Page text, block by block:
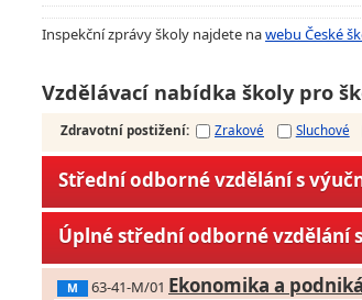
Inspekční zprávy školy najdete nawebu České
Vzdělávací nabídka školy pro
Zdravotní postižení: Zrakové Sluchové
Střední odborné vzdělání s
Úplné střední odborné vzdělání
M 63-41-M/01 Ekonomika a